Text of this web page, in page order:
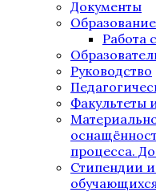
Документы
Образование
Работа
Руководство
Факультеты
процесса.
Стипендии